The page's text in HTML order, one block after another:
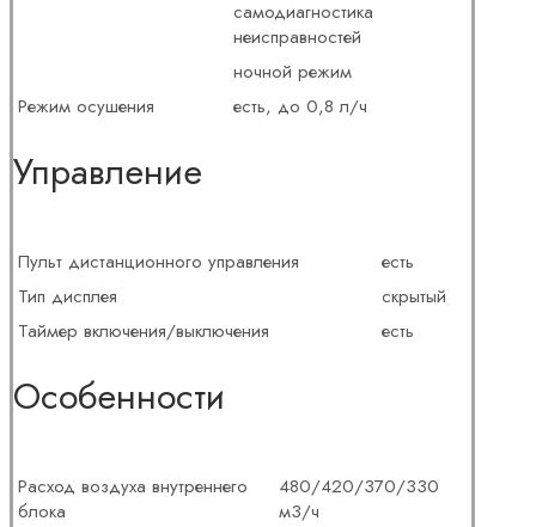
самодиагностика
неисправностей
ночной режим
Режим осушения
есть, до 0,8 л/ч
Управление
Пульт дистанционного управления
есть
Тип дисплея
скрытый
Таймер включения/выключения
есть
Особенности
Расход воздуха внутреннего
блока
480/420/370/330
м3/ч